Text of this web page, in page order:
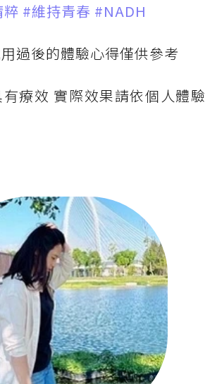
#維持青春 #NADH
過後的體驗心得僅供參考
療效 實際效果請依個人體驗